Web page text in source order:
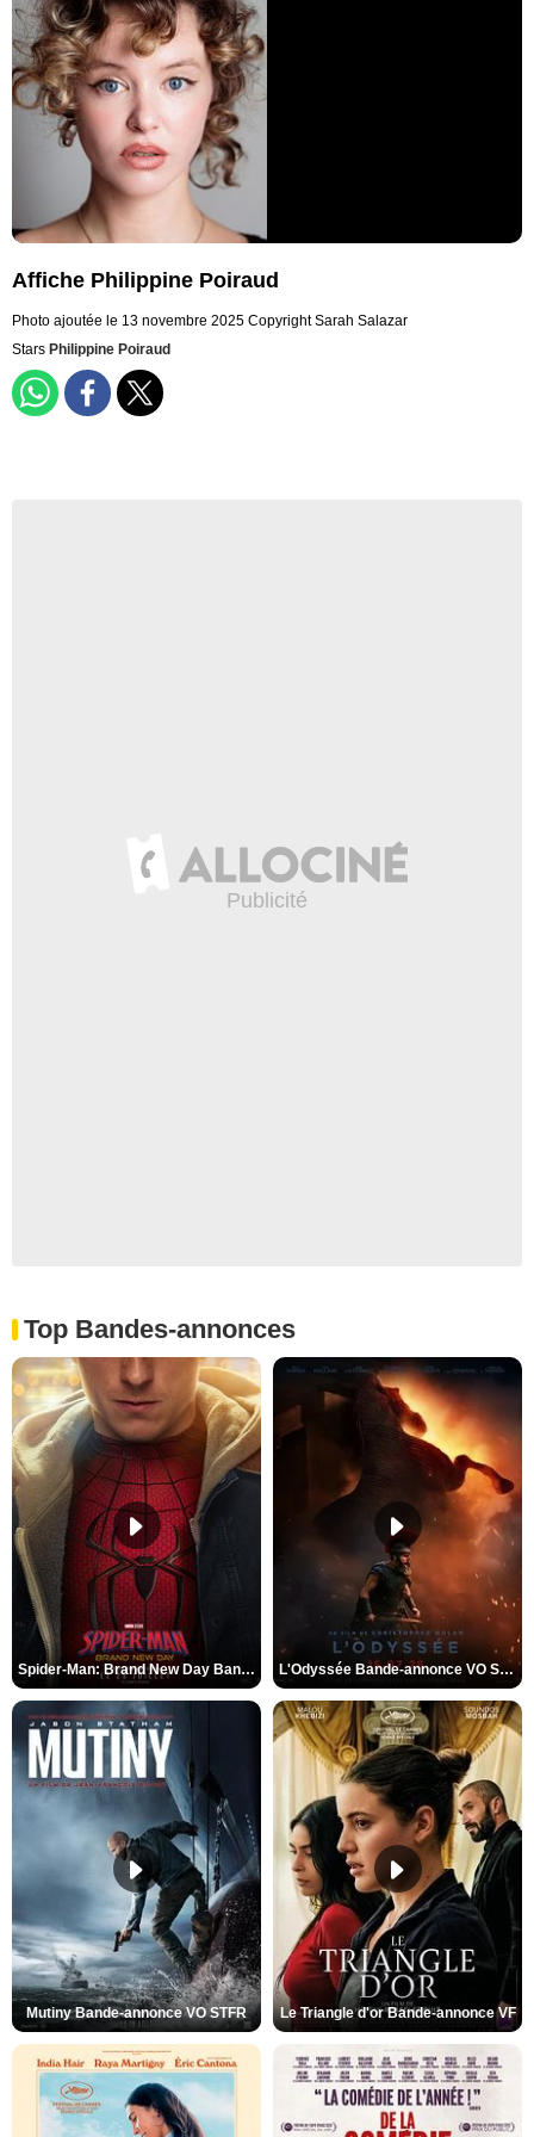
Affiche Philippine Poiraud
Photo ajoutée le 13 novembre 2025 Copyright Sarah Salazar
Stars Philippine Poiraud
Top Bandes-annonces
Spider-Man: Brand New Day Bande-annonce VO STFR L'Odyssée Bande-annonce VO STFR
Mutiny Bande-annonce VO STFR Le Triangle d'or Bande-annonce VF